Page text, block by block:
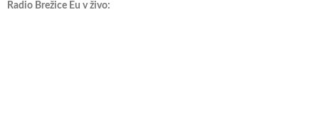
Radio Brežice Eu v živo: